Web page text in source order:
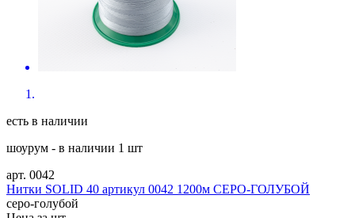
Нитки SOLID 40 артикул 0042 1200м СЕРО-ГОЛУБОЙ
серо-голубой
Цена за шт